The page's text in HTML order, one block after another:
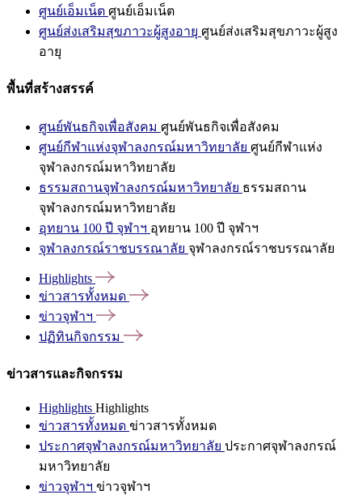
ศูนย์เอ็มเน็ต ศูนย์เอ็มเน็ต
ศูนย์ส่งเสริมสุขภาวะผู้สูงอายุ ศูนย์ส่งเสริมสุขภาวะผู้สูง
อายุ
พื้นที่สร้างสรรค์
ศูนย์พันธกิจเพื่อสังคม ศูนย์พันธกิจเพื่อสังคม
ศูนย์กีฬาแห่งจุฬาลงกรณ์มหาวิทยาลัย ศูนย์กีฬาแห่ง
จุฬาลงกรณ์มหาวิทยาลัย
ธรรมสถานจุฬาลงกรณ์มหาวิทยาลัย ธรรมสถาน
จุฬาลงกรณ์มหาวิทยาลัย
อุทยาน 100 ปี จุฬาฯ อุทยาน 100 ปี จุฬาฯ
จุฬาลงกรณ์ราชบรรณาลัย จุฬาลงกรณ์ราชบรรณาลัย
Highlights
ข่าวสารทั้งหมด
ข่าวจุฬาฯ
ปฏิทินกิจกรรม
ข่าวสารและกิจกรรม
Highlights Highlights
ข่าวสารทั้งหมด ข่าวสารทั้งหมด
ประกาศจุฬาลงกรณ์มหาวิทยาลัย ประกาศจุฬาลงกรณ์
มหาวิทยาลัย
ข่าวจุฬาฯ ข่าวจุฬาฯ